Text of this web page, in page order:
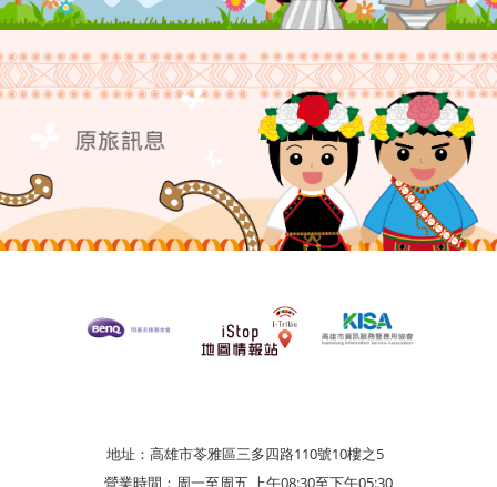
地址：高雄市苓雅區三多四路110號10樓之5
營業時間：周一至周五 上午08:30至下午05:30